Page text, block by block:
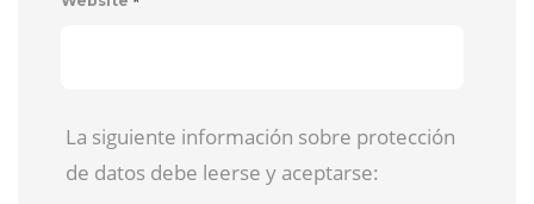
La siguiente información sobre protección
de datos debe leerse y aceptarse: